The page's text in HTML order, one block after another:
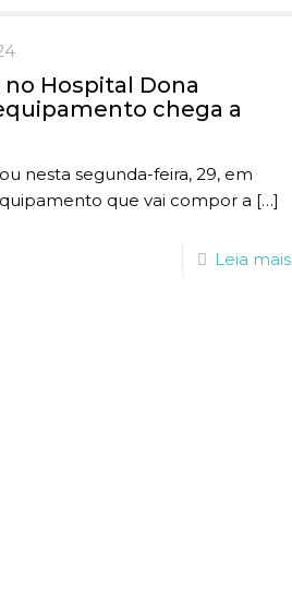
no Hospital Dona
chega a
nesta segunda-feira, 29, em
que vai compor a […]
Leia mais